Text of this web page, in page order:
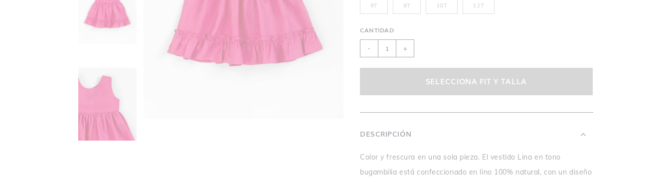
6T 8T 10T 12T
CANTIDAD
-
+
SELECCIONA FIT Y TALLA
DESCRIPCIÓN
Color y frescura en una sola pieza. El vestido Lina en tono
bugambilia está confeccionado en lino 100% natural, con un diseño